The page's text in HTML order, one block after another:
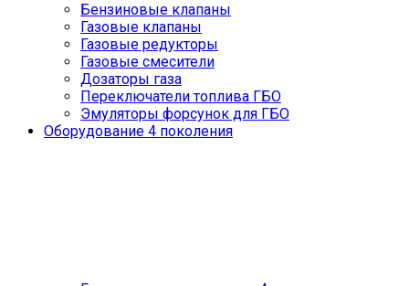
Бензиновые клапаны
Газовые клапаны
Газовые редукторы
Газовые смесители
Дозаторы газа
Переключатели топлива ГБО
Эмуляторы форсунок для ГБО
Оборудование 4 поколения